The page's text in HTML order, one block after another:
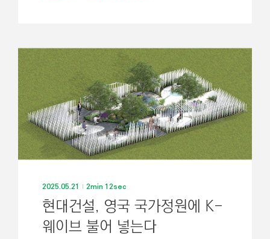
2025.05.21 2min 12sec
현대건설, 영국 국가정원에 K-
웨이브 불어 넣는다